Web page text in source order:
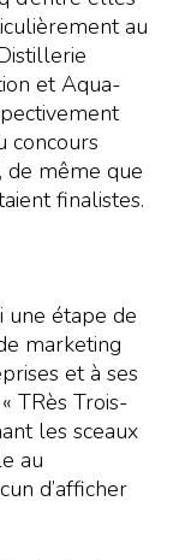
au
et Aqua-
concours
de même que
finalistes.
une étape de
marketing
et à ses
TRès Trois-
les sceaux
au
d’afficher